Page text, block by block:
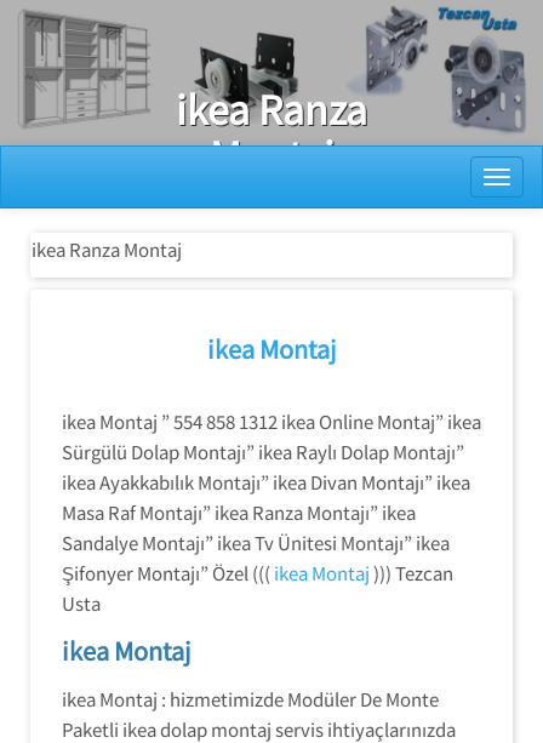
Ray Dolap Tamiri
ikea Ranza
Montaj
ikea Ranza Montaj
ikea Montaj
ikea Montaj ” 554 858 1312 ikea Online Montaj” ikea
Sürgülü Dolap Montajı” ikea Raylı Dolap Montajı”
ikea Ayakkabılık Montajı” ikea Divan Montajı” ikea
Masa Raf Montajı” ikea Ranza Montajı” ikea
Sandalye Montajı” ikea Tv Ünitesi Montajı” ikea
Şifonyer Montajı” Özel (((ikea Montaj))) Tezcan
Usta
ikea Montaj
ikea Montaj : hizmetimizde Modüler De Monte
Paketli ikea dolap montaj servis ihtiyaçlarınızda